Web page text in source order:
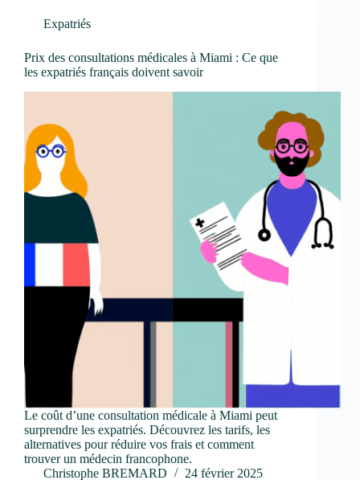
Expatriés
Prix des consultations médicales à Miami : Ce que
les expatriés français doivent savoir
Le coût d’une consultation médicale à Miami peut
surprendre les expatriés. Découvrez les tarifs, les
alternatives pour réduire vos frais et comment
trouver un médecin francophone.
Christophe BREMARD
24 février 2025